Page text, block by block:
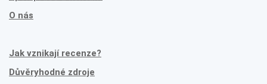
O nás
Jak vznikají recenze?
Důvěryhodné zdroje